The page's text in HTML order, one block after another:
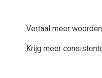
Vertaal meer
Krijg meer